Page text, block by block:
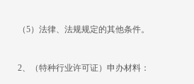
（5）法律、法规规定的其他条件。
2、（特种行业许可证）申办材料：